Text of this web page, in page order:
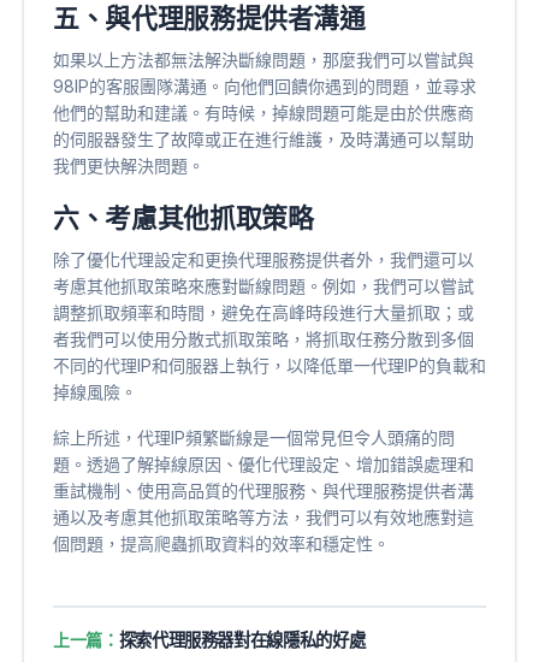
五、與代理服務提供者溝通
如果以上方法都無法解決斷線問題，那麼我們可以嘗試與
98IP的客服團隊溝通。向他們回饋你遇到的問題，並尋求
他們的幫助和建議。有時候，掉線問題可能是由於供應商
的伺服器發生了故障或正在進行維護，及時溝通可以幫助
我們更快解決問題。
六、考慮其他抓取策略
除了優化代理設定和更換代理服務提供者外，我們還可以
考慮其他抓取策略來應對斷線問題。例如，我們可以嘗試
調整抓取頻率和時間，避免在高峰時段進行大量抓取；或
者我們可以使用分散式抓取策略，將抓取任務分散到多個
不同的代理IP和伺服器上執行，以降低單一代理IP的負載和
掉線風險。
綜上所述，代理IP頻繁斷線是一個常見但令人頭痛的問
題。透過了解掉線原因、優化代理設定、增加錯誤處理和
重試機制、使用高品質的代理服務、與代理服務提供者溝
通以及考慮其他抓取策略等方法，我們可以有效地應對這
個問題，提高爬蟲抓取資料的效率和穩定性。
上一篇： 探索代理服務器對在線隱私的好處